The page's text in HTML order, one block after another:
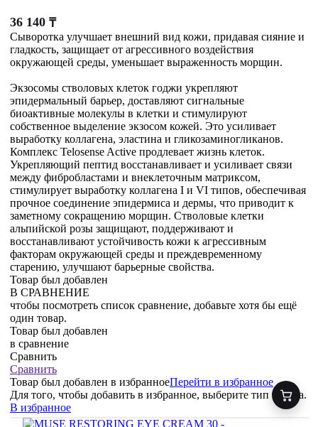
36 140 ₸
Сыворотка улучшает внешний вид кожи, придавая сияние и
гладкость, защищает от агрессивного воздействия
окружающей среды, уменьшает выраженность морщин.
Экзосомы стволовых клеток годжи укрепляют
эпидермальный барьер, доставляют сигнальные
биоактивные молекулы в клетки и стимулируют
собственное выделение экзосом кожей. Это усиливает
выработку коллагена, эластина и гликозаминогликанов.
Комплекс Telosense Active продлевает жизнь клеток.
Укрепляющий пептид восстанавливает и усиливает связи
между фибробластами и внеклеточным матриксом,
стимулирует выработку коллагена I и VI типов, обеспечивая
прочное соединение эпидермиса и дермы, что приводит к
заметному сокращению морщин. Стволовые клетки
альпийской розы защищают, поддерживают и
восстанавливают устойчивость кожи к агрессивным
факторам окружающей среды и преждевременному
старению, улучшают барьерные свойства.
Товар был добавлен
В СРАВНЕНИЕ
чтобы посмотреть список сравнение, добавьте хотя бы ещё
один товар.
Товар был добавлен
в сравнение
Сравнить
Сравнить
Товар был добавлен в избранноеПерейти в избранное
Для того, чтобы добавить в избранное, выберите тип товара.
В избранное